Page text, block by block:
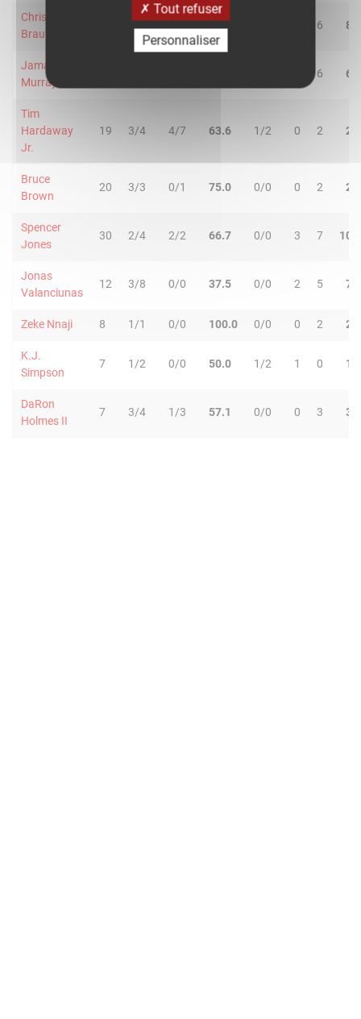
Christian
Braun
2/3 2/3 66.7 6 8
Jamal
Murray
6 6
Tim
Hardaway
Jr.
19 3/4 4/7 63.6 1/2 0 2 2
Bruce
Brown
20 3/3 0/1 75.0 0/0 0 2 2
Spencer
Jones
30 2/4 2/2 66.7 0/0 3 7 10
Jonas
Valanciunas
12 3/8 0/0 37.5 0/0 2 5 7
Zeke Nnaji 8 1/1 0/0 100.0 0/0 0 2 2
K.J.
Simpson
7 1/2 0/0 50.0 1/2 1 0 1
DaRon
Holmes II
7 3/4 1/3 57.1 0/0 0 3 3
Tout refuser
Personnaliser